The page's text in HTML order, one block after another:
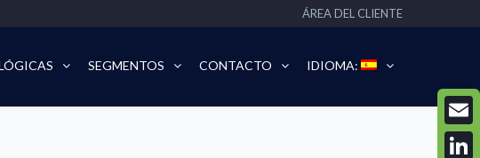
ÁREA DEL CLIENTE
SEGMENTOS CONTACTO IDIOMA:
Email